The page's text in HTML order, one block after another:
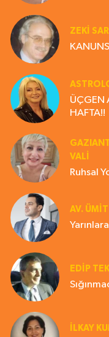
ZEKI
ÜÇGEN
HAFTA!!
VALİ
Ruhsal
AV.
EDIP
İLKAY